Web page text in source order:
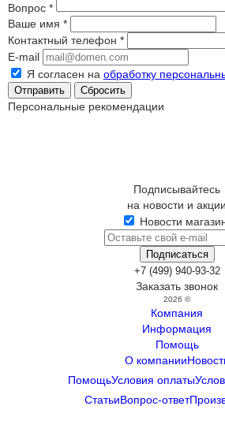
Вопрос *
Ваше имя *
Контактный телефон *
E-mail
Я согласен на обработку
Сбросить
Персональные рекомендации
Подписывайтесь
на новости и акции
Новости
+7 (499) 940-93-32
Заказать звонок
2026 ©
Компания
Информация
Помощь
О компании
ПомощьУсловия оплаты
СтатьиВопрос-ответ